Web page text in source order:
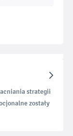
strategii
zostały